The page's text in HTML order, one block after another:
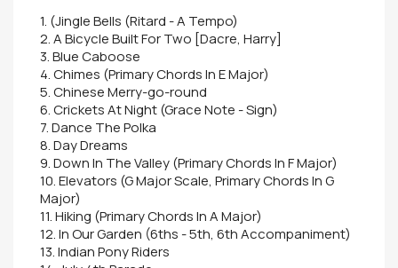
1. (Jingle Bells (Ritard - A Tempo)
2. A Bicycle Built For Two [Dacre, Harry]
3. Blue Caboose
4. Chimes (Primary Chords In E Major)
5. Chinese Merry-go-round
6. Crickets At Night (Grace Note - Sign)
7. Dance The Polka
8. Day Dreams
9. Down In The Valley (Primary Chords In F Major)
10. Elevators (G Major Scale, Primary Chords In G
Major)
11. Hiking (Primary Chords In A Major)
12. In Our Garden (6ths - 5th, 6th Accompaniment)
13. Indian Pony Riders